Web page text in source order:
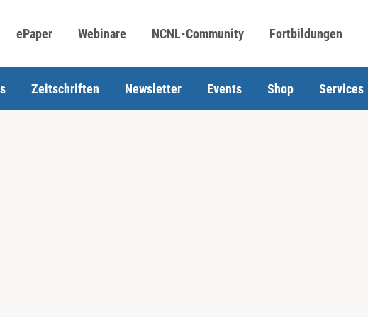
ePaper Webinare NCNL-Community Fortbildungen
Zeitschriften Newsletter Events Shop Services